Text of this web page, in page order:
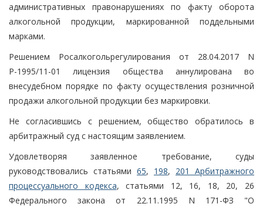
административных правонарушениях по факту оборота
алкогольной продукции, маркированной поддельными
марками.
Решением Росалкогольрегулирования от 28.04.2017 N
Р-1995/11-01 лицензия общества аннулирована во
внесудебном порядке по факту осуществления розничной
продажи алкогольной продукции без маркировки.
Не согласившись с решением, общество обратилось в
арбитражный суд с настоящим заявлением.
Удовлетворяя заявленное требование, суды
руководствовались статьями 65, 198, 201 Арбитражного
процессуального кодекса, статьями 12, 16, 18, 20, 26
Федерального закона от 22.11.1995 N 171-ФЗ "О